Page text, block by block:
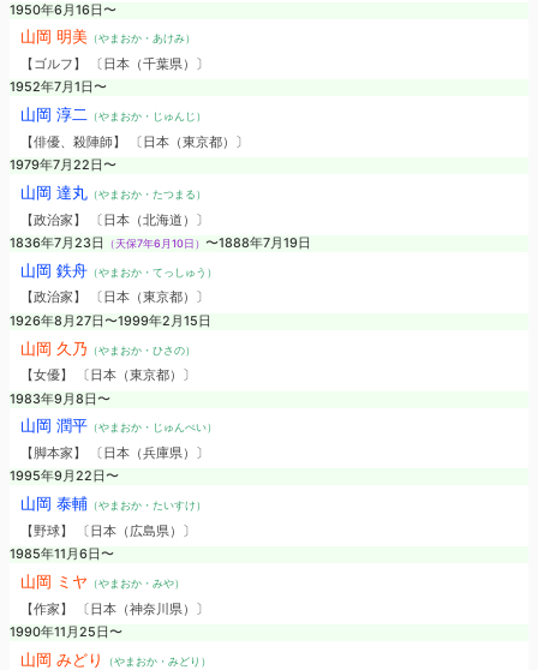
1950年6月16日〜
山岡 明美（やまおか・あけみ）
【ゴルフ】 〔日本（千葉県）〕
1952年7月1日〜
山岡 淳二 （やまおか・じゅんじ）
【俳優、殺陣師】 〔日本（東京都）〕
1979年7月22日〜
山岡 達丸（やまおか・たつまる）
【政治家】 〔日本（北海道）〕
1836年7月23日
（天保7年6月10日） 〜1888年7月19日
山岡 鉄舟（やまおか・てっしゅう）
【政治家】 〔日本（東京都）〕
1926年8月27日〜1999年2月15日
山岡 久乃 （やまおか・ひさの）
【女優】 〔日本（東京都）〕
1983年9月8日〜
山岡 潤平（やまおか・じゅんぺい）
【脚本家】 〔日本（兵庫県）〕
1995年9月22日〜
山岡 泰輔 （やまおか・たいすけ）
【野球】 〔日本（広島県）〕
1985年11月6日〜
山岡 ミヤ （やまおか・みや）
【作家】 〔日本（神奈川県）〕
1990年11月25日〜
山岡 みどり （やまおか・みどり）